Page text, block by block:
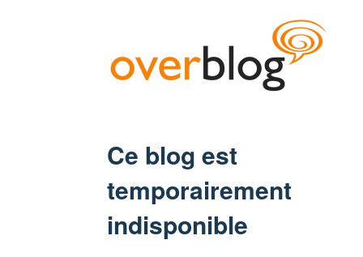
Ce blog est
temporairement
indisponible